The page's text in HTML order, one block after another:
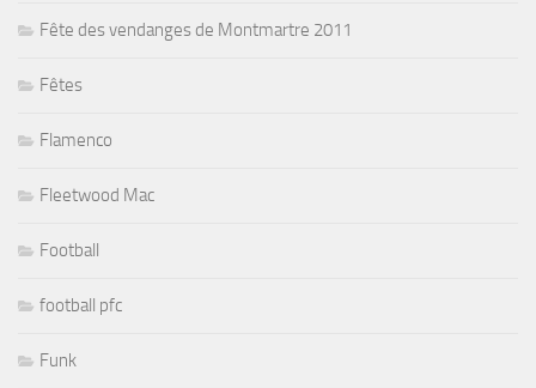
Fête des vendanges de Montmartre 2011
Fêtes
Flamenco
Fleetwood Mac
Football
football pfc
Funk